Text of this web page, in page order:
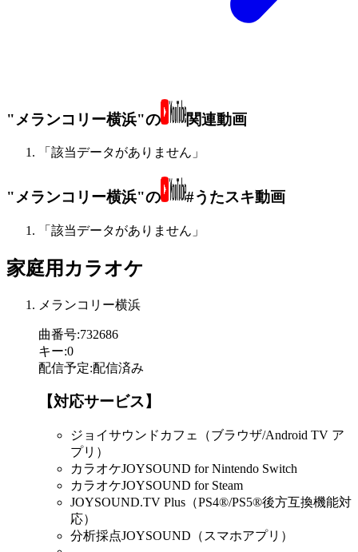
"メランコリー横浜"の 関連動画
「該当データがありません」
"メランコリー横浜"の #うたスキ動画
「該当データがありません」
家庭用カラオケ
メランコリー横浜
曲番号:732686
キー:0
配信予定:配信済み
【対応サービス】
ジョイサウンドカフェ（ブラウザ/Android TV ア
プリ）
カラオケJOYSOUND for Nintendo Switch
カラオケJOYSOUND for Steam
JOYSOUND.TV Plus（PS4®/PS5®後方互換機能対
応）
分析採点JOYSOUND（スマホアプリ）